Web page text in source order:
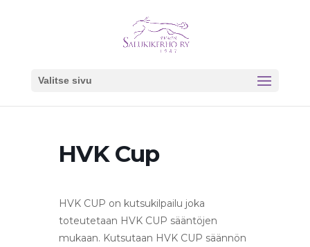
Valitse sivu
HVK Cup
HVK CUP on kutsukilpailu joka
toteutetaan HVK CUP sääntöjen
mukaan. Kutsutaan HVK CUP säännön